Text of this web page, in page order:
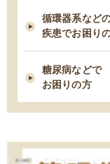
ー
糖尿病性腎症を進行さ
循環器系など
疾患でお困り
糖尿病などで
お困りの方